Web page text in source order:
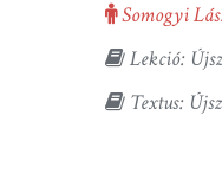
Somogyi
Lekció:
Textus: